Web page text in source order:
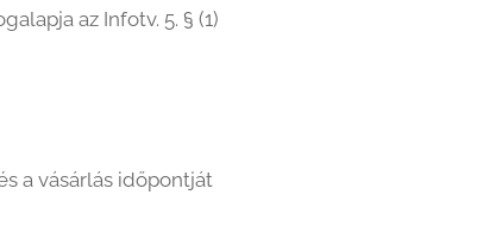
az Infotv. 5. § (1)
a vásárlás időpontját